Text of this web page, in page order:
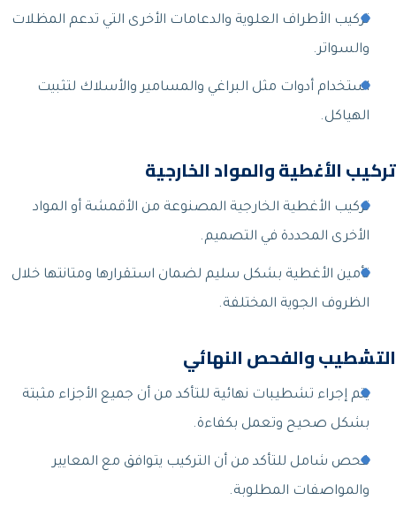
تركيب الأطراف العلوية والدعامات الأخرى التي تدعم المظلات
والسواتر.
استخدام أدوات مثل البراغي والمسامير والأسلاك لتثبيت
الهياكل.
تركيب الأغطية والمواد الخارجية
تركيب الأغطية الخارجية المصنوعة من الأقمشة أو المواد
الأخرى المحددة في التصميم.
تأمين الأغطية بشكل سليم لضمان استقرارها ومتانتها خلال
الظروف الجوية المختلفة.
التشطيب والفحص النهائي
يتم إجراء تشطيبات نهائية للتأكد من أن جميع الأجزاء مثبتة
بشكل صحيح وتعمل بكفاءة.
فحص شامل للتأكد من أن التركيب يتوافق مع المعايير
والمواصفات المطلوبة.